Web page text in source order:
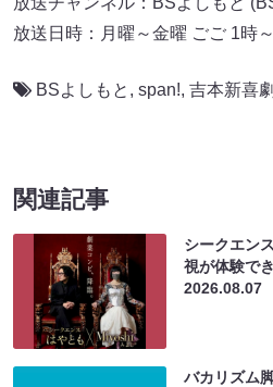
放送日時：月曜～金曜 ごご 1時
BSよしもと , span!, 吉本新喜劇
関連記事
シークエン
視が体験で
2026.08.07
バカリズム